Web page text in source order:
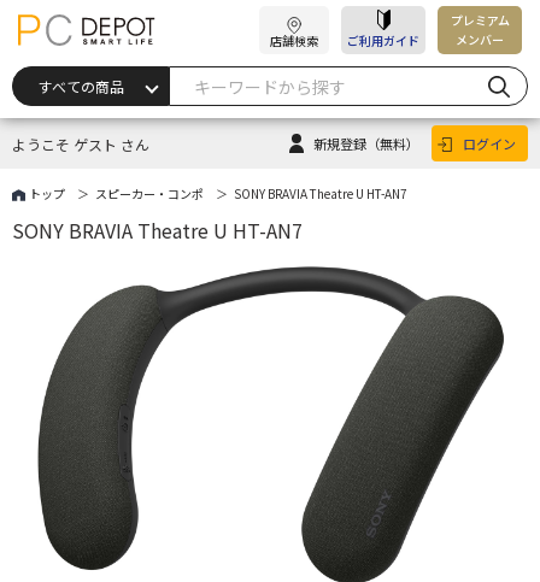
店舗検索 ご利用ガイド
プレミアム
メンバー
ようこそ ゲスト さん 新規登録 （無料） ログイン
トップ スピーカー・コンポ SONY BRAVIA Theatre U HT-AN7
SONY BRAVIA Theatre U HT-AN7